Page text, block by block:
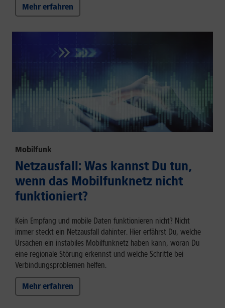
Mehr erfahren
Mobilfunk
Netzausfall: Was kannst Du tun,
wenn das Mobilfunknetz nicht
funktioniert?
Kein Empfang und mobile Daten funktionieren nicht? Nicht
immer steckt ein Netzausfall dahinter. Hier erfährst Du, welche
Ursachen ein instabiles Mobilfunknetz haben kann, woran Du
eine regionale Störung erkennst und welche Schritte bei
Verbindungsproblemen helfen.
Mehr erfahren